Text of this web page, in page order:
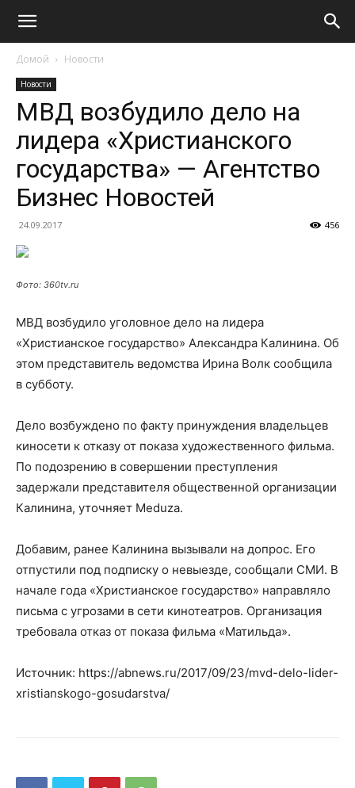
Домой Новости
Новости
МВД возбудило дело на
лидера «Христианского
государства» — Агентство
Бизнес Новостей
24.09.2017 456
Фото: 360tv.ru
МВД возбудило уголовное дело на лидера
«Христианское государство» Александра Калинина. Об
этом представитель ведомства Ирина Волк сообщила
в субботу.
Дело возбуждено по факту принуждения владельцев
киносети к отказу от показа художественного фильма.
По подозрению в совершении преступления
задержали представителя общественной организации
Калинина, уточняет Meduza.
Добавим, ранее Калинина вызывали на допрос. Его
отпустили под подписку о невыезде, сообщали СМИ. В
начале года «Христианское государство» направляло
письма с угрозами в сети кинотеатров. Организация
требовала отказ от показа фильма «Матильда».
Источник: https://abnews.ru/2017/09/23/mvd-delo-lider-
xristianskogo-gosudarstva/